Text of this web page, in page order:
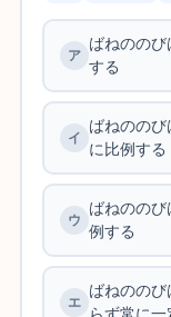
ばねのの
する
ばねのの
に比例する
ばねのの
例する
ばねのの